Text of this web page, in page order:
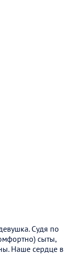
Судя по
сыты,
Наше сердце в